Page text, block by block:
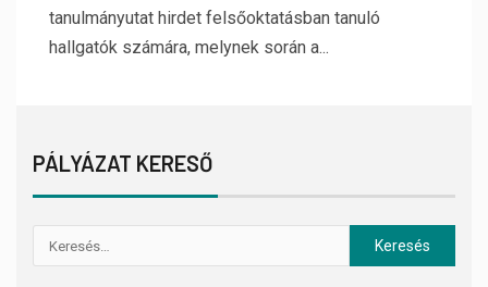
tanulmányutat hirdet felsőoktatásban tanuló
hallgatók számára, melynek során a...
PÁLYÁZAT KERESŐ